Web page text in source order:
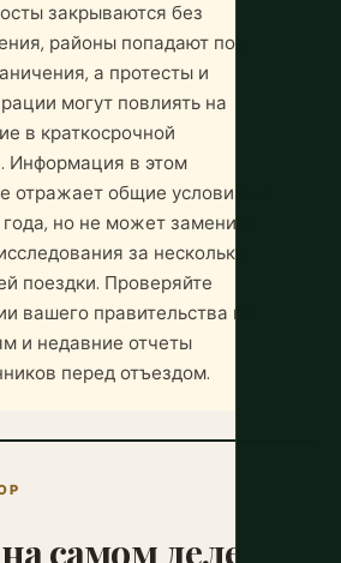
закрываются без
районы попадают под
а протесты и
могут повлиять на
в краткосрочной
Информация в этом
отражает общие условия на
но не может заменить
за несколько
поездки. Проверяйте
вашего правительства по
и недавние отчеты
перед отъездом.
насамом деле